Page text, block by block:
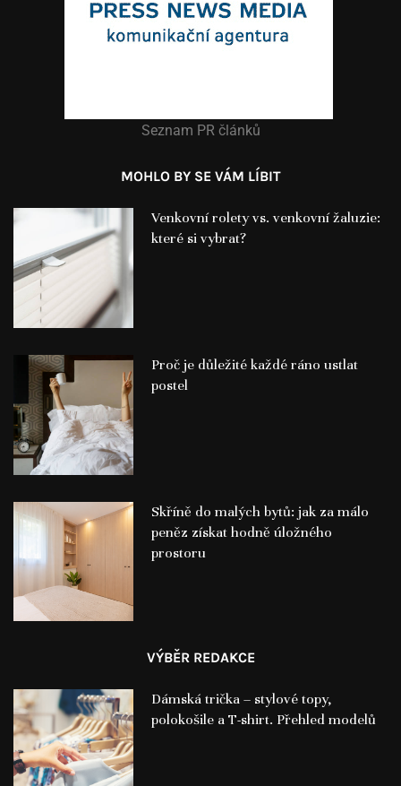
Seznam PR článků
MOHLO BY SE VÁM LÍBIT
Venkovní rolety vs. venkovní žaluzie:
které si vybrat?
Proč je důležité každé ráno ustlat
postel
Skříně do malých bytů: jak za málo
peněz získat hodně úložného
prostoru
VÝBĚR REDAKCE
Dámská trička – stylové topy,
polokošile a T-shirt. Přehled modelů